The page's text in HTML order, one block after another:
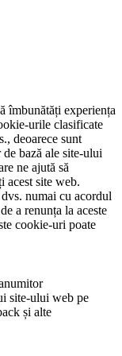
îmbunătăți experiența
urile clasificate
deoarece sunt
bază ale site-ului
ne ajută să
acest site web.
numai cu acordul
a renunța la aceste
cookie-uri poate
site-ului web pe
și alte